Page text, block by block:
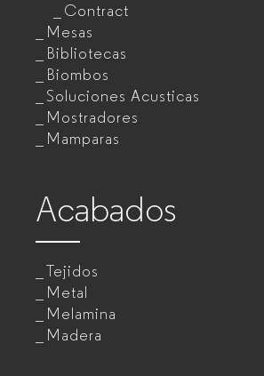
Contract
Mesas
Bibliotecas
Biombos
Soluciones Acusticas
Mostradores
Mamparas
Acabados
Tejidos
Metal
Melamina
Madera